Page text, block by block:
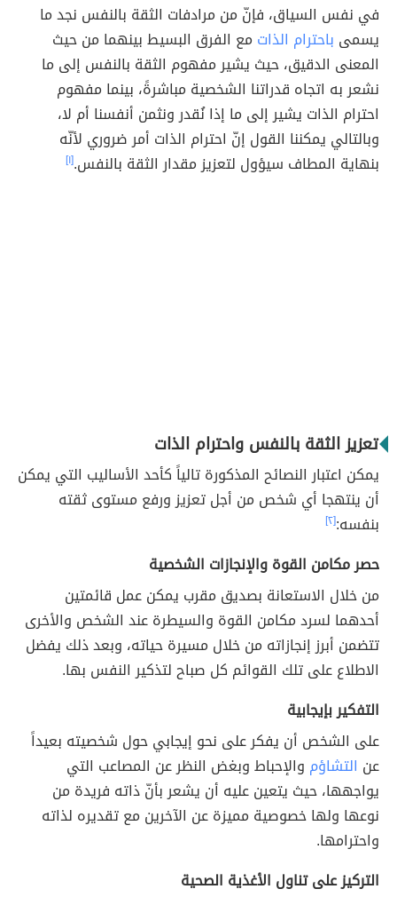
في نفس السياق، فإنّ من مرادفات الثقة بالنفس نجد ما
يسمى باحترام الذات مع الفرق البسيط بينهما من حيث
المعنى الدقيق، حيث يشير مفهوم الثقة بالنفس إلى ما
نشعر به اتجاه قدراتنا الشخصية مباشرةً، بينما مفهوم
احترام الذات يشير إلى ما إذا نُقدر ونثمن أنفسنا أم لا،
وبالتالي يمكننا القول إنّ احترام الذات أمر ضروري لأنّه
بنهاية المطاف سيؤول لتعزيز مقدار الثقة بالنفس.[١]
تعزيز الثقة بالنفس واحترام الذات
يمكن اعتبار النصائح المذكورة تالياً كأحد الأساليب التي يمكن
أن ينتهجا أي شخص من أجل تعزيز ورفع مستوى ثقته
بنفسه:[٢]
حصر مكامن القوة والإنجازات الشخصية
من خلال الاستعانة بصديق مقرب يمكن عمل قائمتين
أحدهما لسرد مكامن القوة والسيطرة عند الشخص والأخرى
تتضمن أبرز إنجازاته من خلال مسيرة حياته، وبعد ذلك يفضل
الاطلاع على تلك القوائم كل صباح لتذكير النفس بها.
التفكير بإيجابية
على الشخص أن يفكر على نحو إيجابي حول شخصيته بعيداً
عن التشاؤم والإحباط وبغض النظر عن المصاعب التي
يواجهها، حيث يتعين عليه أن يشعر بأنّ ذاته فريدة من
نوعها ولها خصوصية مميزة عن الآخرين مع تقديره لذاته
واحترامها.
التركيز على تناول الأغذية الصحية